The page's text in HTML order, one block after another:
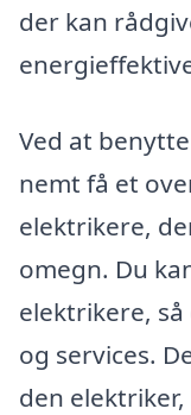
der kan
Ved at
nemt få et
elektrikere,
omegn. Du
elektrikere,
og services.
den